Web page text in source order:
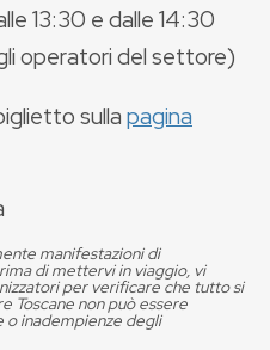
13:30 e dalle 14:30
operatori del settore)
sullapagina
manifestazioni di
di mettervi in viaggio, vi
per verificare che tutto si
Toscane non può essere
o inadempienze degli